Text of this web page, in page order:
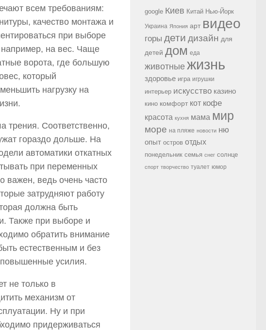
всем требованиям:
качество монтажа и
при выборе
например, на вес. Чаще
ворота, где большую
который
нагрузку на
трения. Соответственно,
гораздо дольше. На
автоматики откатных
при переменных
важен, ведь очень часто
затрудняют работу
должна быть
Также при выборе и
обратить внимание
естественным и без
повышенные усилия.
не только в
механизм от
Ну и при
придерживаться
google Киев Китай Нью-Йорк
Украина Япония арт видео
горы дети дизайн для
детей дом еда
животные жизнь
здоровье игра игрушки
интерьер искусство казино
кино комфорт кот кофе
красота кухня мама мир
море на пляже новости ню
опыт остров отдых
понедельник семья снег солнце
спорт творчество туалет юмор